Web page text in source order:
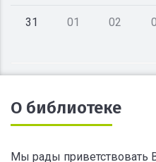
31 01 02
О библиотеке
Мы рады приветствовать